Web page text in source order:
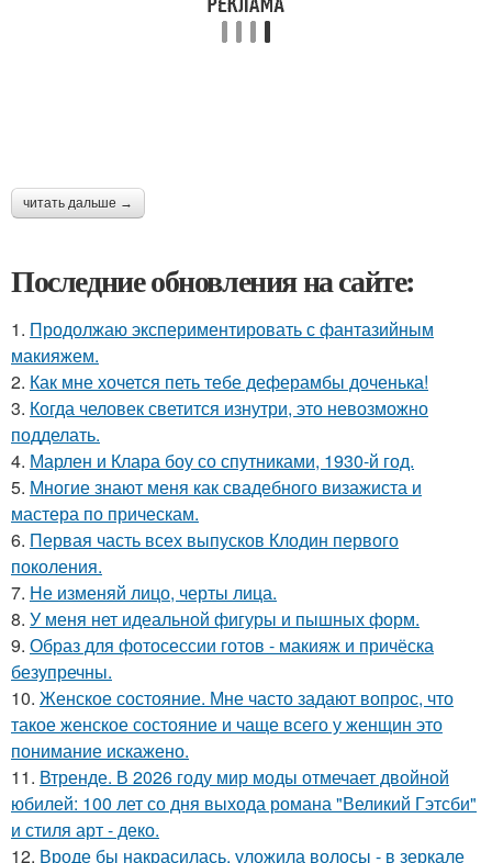
читать дальше →
Последние обновления на сайте:
1. Продолжаю экспериментировать с фантазийным
макияжем.
2. Как мне хочется петь тебе деферамбы доченька!
3. Когда человек светится изнутри, это невозможно
подделать.
4. Марлен и Клара боу со спутниками, 1930-й год.
5. Многие знают меня как свадебного визажиста и
мастера по прическам.
6. Первая часть всех выпусков Клодин первого
поколения.
7. Не изменяй лицо, черты лица.
8. У меня нет идеальной фигуры и пышных форм.
9. Образ для фотосессии готов - макияж и причёска
безупречны.
10. Женское состояние. Мне часто задают вопрос, что
такое женское состояние и чаще всего у женщин это
понимание искажено.
11. Втренде. В 2026 году мир моды отмечает двойной
юбилей: 100 лет со дня выхода романа "Великий Гэтсби"
и стиля арт - деко.
12. Вроде бы накрасилась, уложила волосы - в зеркале